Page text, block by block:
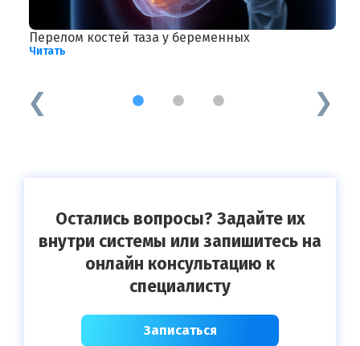
Перелом костей таза у беременных
Читать
1 2 3
Остались вопросы? Задайте их
внутри системы или запишитесь на
онлайн консультацию к
специалисту
Записаться